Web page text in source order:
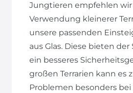
Jungtieren empfehlen wir
Verwendung kleinerer
unsere passenden
aus Glas. Diese bieten der
ein besseres
großen Terrarien kann es
Problemen besonders bei